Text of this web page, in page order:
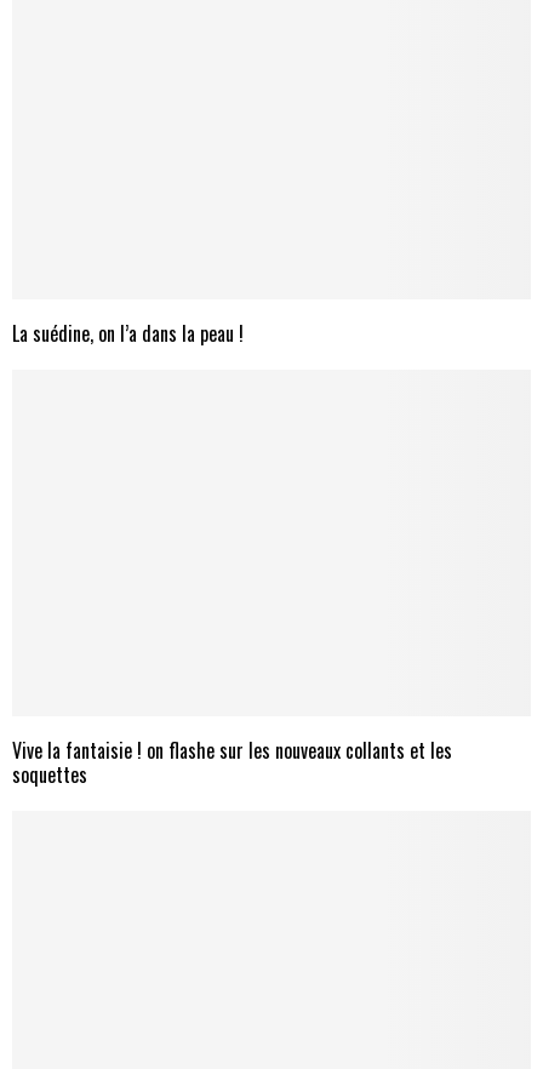
La suédine, on l’a dans la peau !
Vive la fantaisie ! on flashe sur les nouveaux collants et les
soquettes